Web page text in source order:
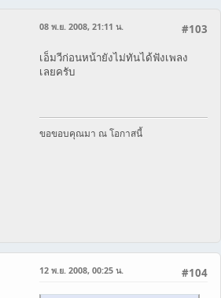
#103
08 พ.ย. 2008, 21:11 น.
เอ็มวีก่อนหน้ายังไม่ทันได้ฟังเพลง
เลยครับ
ขอขอบคุณมา ณ โอกาสนี้
#104
12 พ.ย. 2008, 00:25 น.